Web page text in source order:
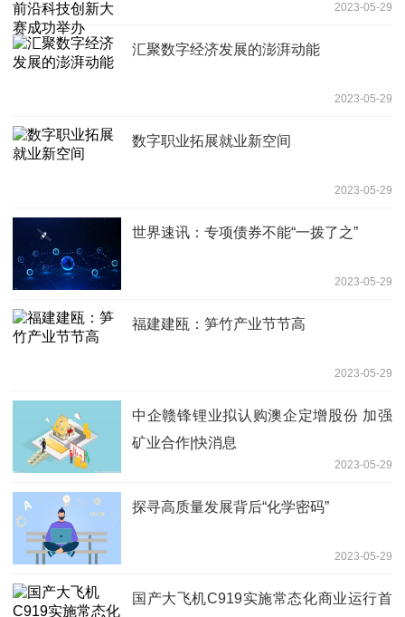
2023-05-29
汇聚数字经济发展的澎湃动能
2023-05-29
数字职业拓展就业新空间
2023-05-29
世界速讯：专项债券不能“一拨了之”
2023-05-29
福建建瓯：笋竹产业节节高
2023-05-29
中企赣锋锂业拟认购澳企定增股份 加强
矿业合作|快消息
2023-05-29
探寻高质量发展背后“化学密码”
2023-05-29
国产大飞机C919实施常态化商业运行首